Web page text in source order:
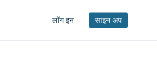
लॉग इन साइन अप